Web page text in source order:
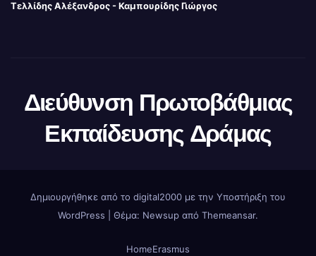
Τελλίδης Αλέξανδρος - Καμπουρίδης Γιώργος
Διεύθυνση Πρωτοβάθμιας
Εκπαίδευσης Δράμας
Δημιουργήθηκε από το digital2000 με την Υποστήριξη του
WordPress
Θέμα: Newsup από Themeansar.
HomeErasmus